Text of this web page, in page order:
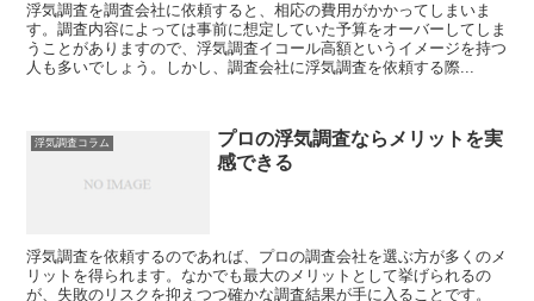
浮気調査を調査会社に依頼すると、相応の費用がかかってしまいま
す。調査内容によっては事前に想定していた予算をオーバーしてしま
うことがありますので、浮気調査イコール高額というイメージを持つ
人も多いでしょう。しかし、調査会社に浮気調査を依頼する際...
浮気調査コラム
プロの浮気調査ならメリットを実
感できる
浮気調査を依頼するのであれば、プロの調査会社を選ぶ方が多くのメ
リットを得られます。なかでも最大のメリットとして挙げられるの
が、失敗のリスクを抑えつつ確かな調査結果が手に入ることです。